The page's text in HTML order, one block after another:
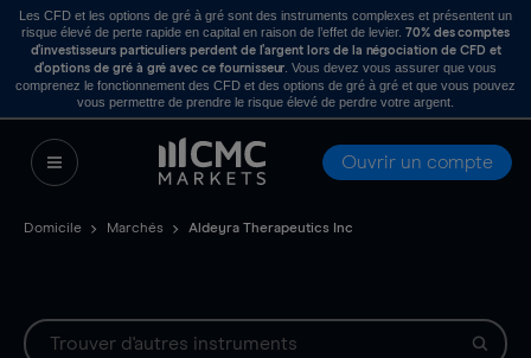
Les CFD et les options de gré à gré sont des instruments complexes et présentent un
risque élevé de perte rapide en capital en raison de l’effet de levier. 70% des comptes
d’investisseurs particuliers perdent de l’argent lors de la négociation de CFD et
d’options de gré à gré avec ce fournisseur . Vous devez vous assurer que vous
comprenez le fonctionnement des CFD et des options de gré à gré et que vous pouvez
vous permettre de prendre le risque élevé de perdre votre argent.
Ouvrir un compte
Domicile Marchés Aldeyra Therapeutics Inc